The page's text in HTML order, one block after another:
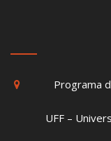
Programa
UFF –